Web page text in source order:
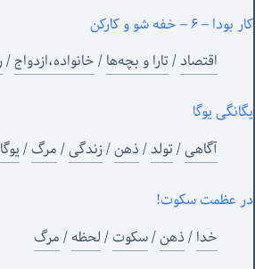
کار بودا – ۶ – خفه شو و کارکن
اقتصاد/تارا و بچه‌ها/خانواده،ازدواج/
یگانگی یوگا
آگاهی/تولد/ذهن/زندگی/مرگ/یوگا
در عظمت سکوت!
خدا/ذهن/سکوت/لحظه/مرگ